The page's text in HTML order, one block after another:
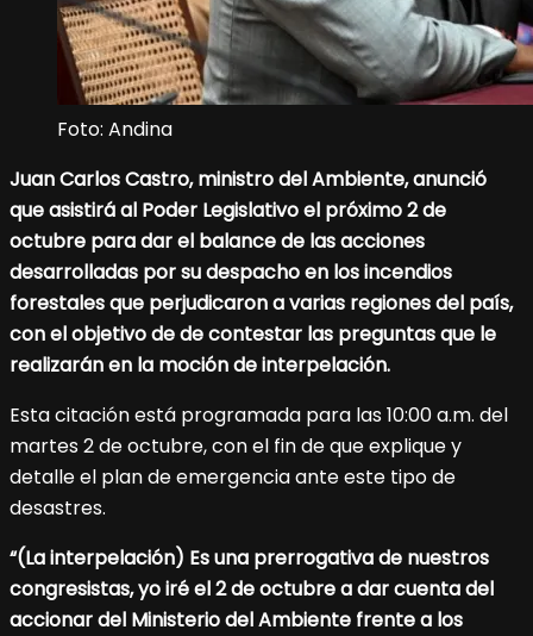
Foto: Andina
Juan Carlos Castro, ministro del Ambiente, anunció
que asistirá al Poder Legislativo el próximo 2 de
octubre para dar el balance de las acciones
desarrolladas por su despacho en los incendios
forestales que perjudicaron a varias regiones del país,
con el objetivo de de contestar las preguntas que le
realizarán en la moción de interpelación.
Esta citación está programada para las 10:00 a.m. del
martes 2 de octubre, con el fin de que explique y
detalle el plan de emergencia ante este tipo de
desastres.
“(La interpelación) Es una prerrogativa de nuestros
congresistas, yo iré el 2 de octubre a dar cuenta del
accionar del Ministerio del Ambiente frente a los